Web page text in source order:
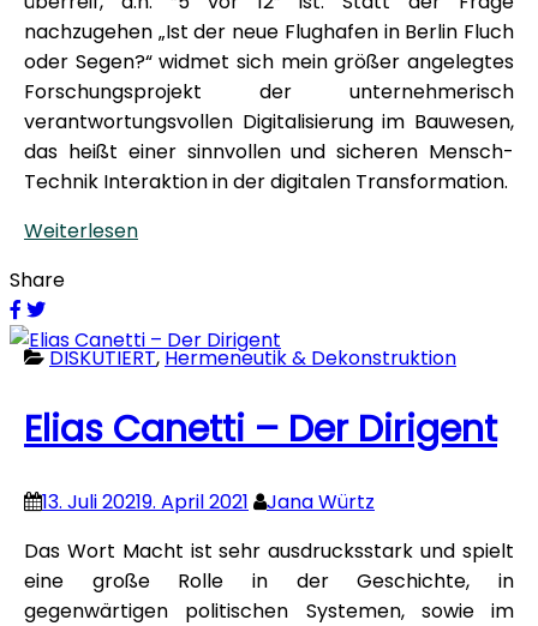
nachzugehen „Ist der neue Flughafen in Berlin Fluch
oder Segen?“ widmet sich mein größer angelegtes
Forschungsprojekt der unternehmerisch
verantwortungsvollen Digitalisierung im Bauwesen,
das heißt einer sinnvollen und sicheren Mensch-
Technik Interaktion in der digitalen Transformation.
Weiterlesen
Share
DISKUTIERT,Hermeneutik & Dekonstruktion
Elias Canetti – Der Dirigent
13. Juli 20219. April 2021
Jana Würtz
Das Wort Macht ist sehr ausdrucksstark und spielt
eine große Rolle in der Geschichte, in
gegenwärtigen politischen Systemen, sowie im